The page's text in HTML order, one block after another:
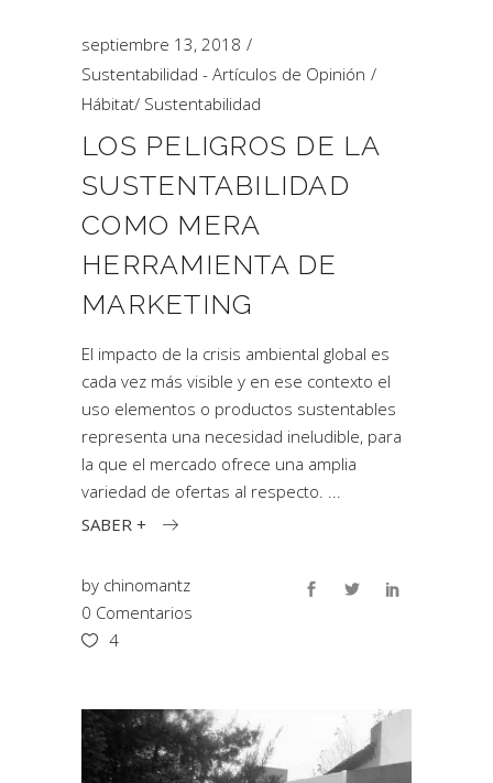
septiembre 13, 2018
Sustentabilidad - Artículos de Opinión
Hábitat/ Sustentabilidad
LOS PELIGROS DE LA
SUSTENTABILIDAD
COMO MERA
HERRAMIENTA DE
MARKETING
El impacto de la crisis ambiental global es
cada vez más visible y en ese contexto el
uso elementos o productos sustentables
representa una necesidad ineludible, para
la que el mercado ofrece una amplia
variedad de ofertas al respecto.
SABER +
by chinomantz
0 Comentarios
4